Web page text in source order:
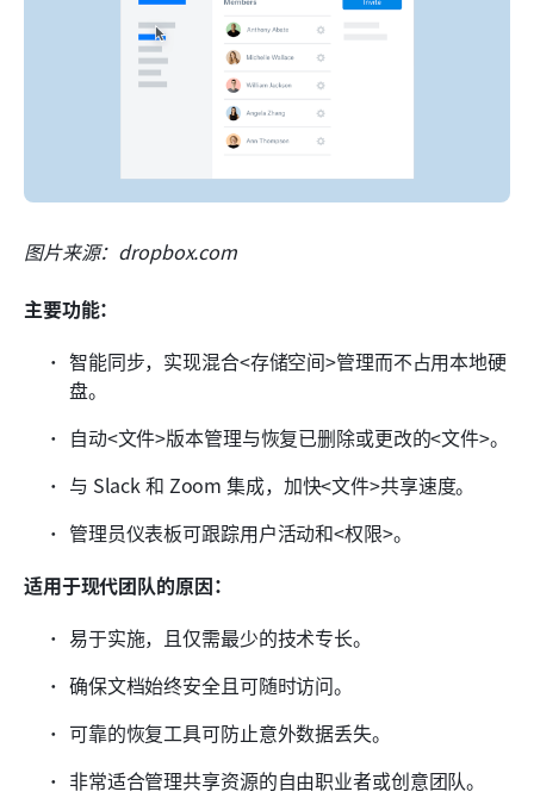
图片来源：dropbox.com
主要功能：
智能同步，实现混合<存储空间>管理而不占用本地硬
盘。
自动<文件>版本管理与恢复已删除或更改的<文件>。
与 Slack 和 Zoom 集成，加快<文件>共享速度。
管理员仪表板可跟踪用户活动和<权限>。
适用于现代团队的原因：
易于实施，且仅需最少的技术专长。
确保文档始终安全且可随时访问。
可靠的恢复工具可防止意外数据丢失。
非常适合管理共享资源的自由职业者或创意团队。